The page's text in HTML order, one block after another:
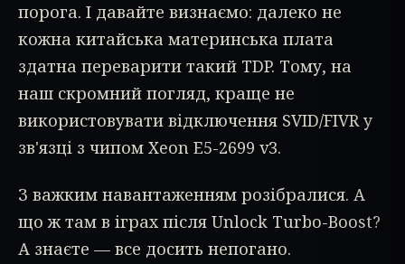
порога. І давайте визнаємо: далеко не
кожна китайська материнська плата
здатна переварити такий TDP. Тому, на
наш скромний погляд, краще не
використовувати відключення SVID/FIVR у
зв'язці з чипом Xeon E5-2699 v3.
З важким навантаженням розібралися. А
що ж там в іграх після Unlock Turbo-Boost?
А знаєте — все досить непогано.